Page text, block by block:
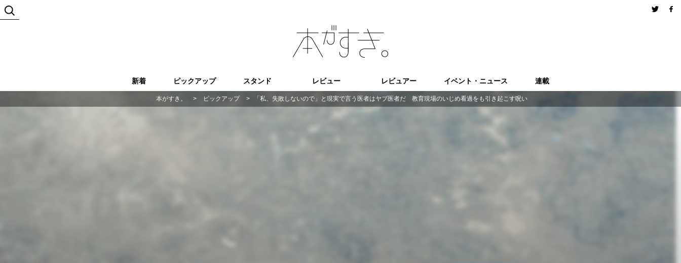
新着 ピックアップ スタンド レビュー レビュアー イベント・ニュース 連載
本がすき。 > ピックアップ > 「私、失敗しないので」と現実で言う医者はヤブ医者だ 教育現場のいじめ看過をも引き起こす呪い